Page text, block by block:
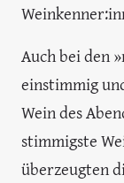
Auch bei den
einstimmig
Wein des
stimmigste
überzeugten